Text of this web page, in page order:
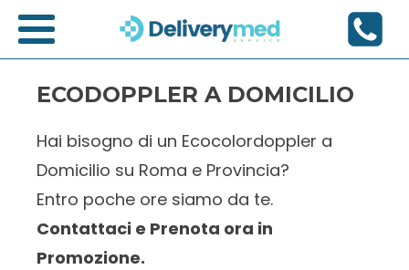
ECODOPPLER A DOMICILIO
Hai bisogno di un Ecocolordoppler a
Domicilio su Roma e Provincia?
Entro poche ore siamo da te.
Contattaci e Prenota ora in
Promozione.